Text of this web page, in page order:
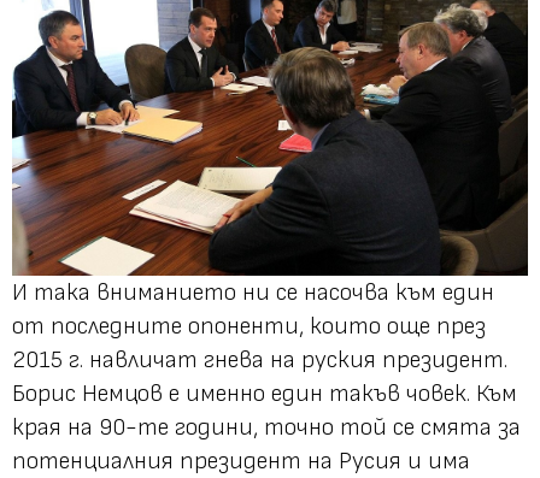
И така вниманието ни се насочва към един
от последните опоненти, които още през
2015 г. навличат гнева на руския президент.
Борис Немцов е именно един такъв човек. Към
края на 90-те години, точно той се смята за
потенциалния президент на Русия и има